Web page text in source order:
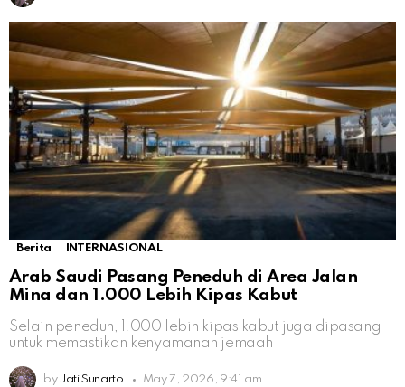
Berita INTERNASIONAL
Arab Saudi Pasang Peneduh di Area Jalan
Mina dan 1.000 Lebih Kipas Kabut
Selain peneduh, 1.000 lebih kipas kabut juga dipasang
untuk memastikan kenyamanan jemaah
by Jati Sunarto May 7, 2026, 9:41 am